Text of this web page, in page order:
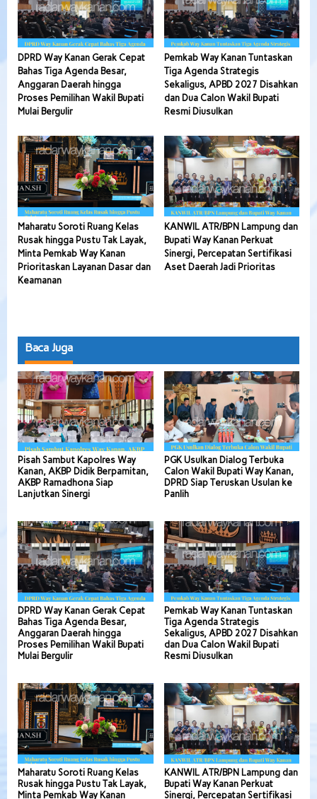
DPRD Way Kanan Gerak Cepat
Bahas Tiga Agenda Besar,
Anggaran Daerah hingga
Proses Pemilihan Wakil Bupati
Mulai Bergulir
Pemkab Way Kanan Tuntaskan
Tiga Agenda Strategis
Sekaligus, APBD 2027 Disahkan
dan Dua Calon Wakil Bupati
Resmi Diusulkan
Maharatu Soroti Ruang Kelas
Rusak hingga Pustu Tak Layak,
Minta Pemkab Way Kanan
Prioritaskan Layanan Dasar dan
Keamanan
KANWIL ATR/BPN Lampung dan
Bupati Way Kanan Perkuat
Sinergi, Percepatan Sertifikasi
Aset Daerah Jadi Prioritas
Baca Juga
Pisah Sambut Kapolres Way
Kanan, AKBP Didik Berpamitan,
AKBP Ramadhona Siap
Lanjutkan Sinergi
PGK Usulkan Dialog Terbuka
Calon Wakil Bupati Way Kanan,
DPRD Siap Teruskan Usulan ke
Panlih
DPRD Way Kanan Gerak Cepat
Bahas Tiga Agenda Besar,
Anggaran Daerah hingga
Proses Pemilihan Wakil Bupati
Mulai Bergulir
Pemkab Way Kanan Tuntaskan
Tiga Agenda Strategis
Sekaligus, APBD 2027 Disahkan
dan Dua Calon Wakil Bupati
Resmi Diusulkan
Maharatu Soroti Ruang Kelas
Rusak hingga Pustu Tak Layak,
Minta Pemkab Way Kanan
KANWIL ATR/BPN Lampung dan
Bupati Way Kanan Perkuat
Sinergi, Percepatan Sertifikasi